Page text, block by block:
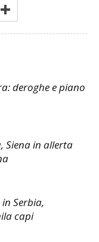
deroghe e piano
Siena in allerta
Serbia,
capi